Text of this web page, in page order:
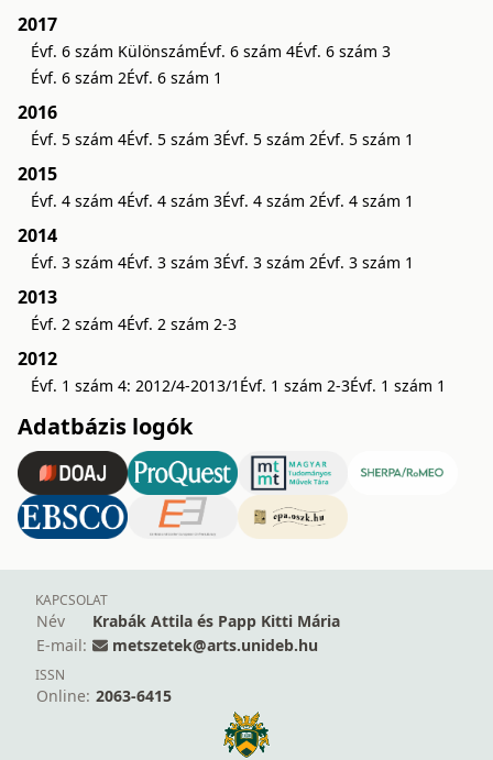
2017
Évf. 6 szám KülönszámÉvf. 6 szám 4Évf. 6 szám 3
Évf. 6 szám 2Évf. 6 szám 1
2016
Évf. 5 szám 4Évf. 5 szám 3Évf. 5 szám 2Évf. 5 szám 1
2015
Évf. 4 szám 4Évf. 4 szám 3Évf. 4 szám 2Évf. 4 szám 1
2014
Évf. 3 szám 4Évf. 3 szám 3Évf. 3 szám 2Évf. 3 szám 1
2013
Évf. 2 szám 4Évf. 2 szám 2-3
2012
Évf. 1 szám 4: 2012/4-2013/1 Évf. 1 szám 2-3Évf. 1 szám 1
Adatbázis logók
KAPCSOLAT
Név
Krabák Attila és Papp Kitti Mária
E-mail:
metszetek@arts.unideb.hu
ISSN
Online: 2063-6415